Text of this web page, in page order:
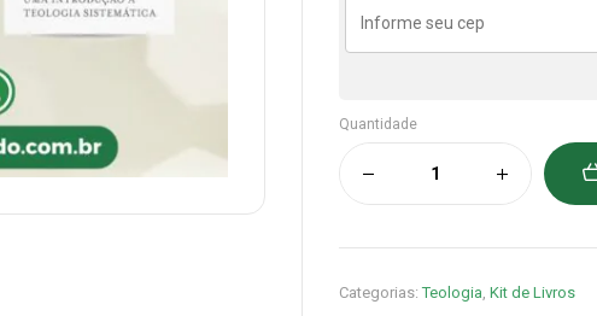
Quantidade
Categorias:Teologia, Kit de Livros